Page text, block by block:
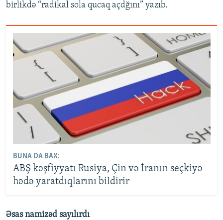
birlikdə “radikal sola qucaq açdğını” yazıb.
BUNA DA BAX:
ABŞ kəşfiyyatı Rusiya, Çin və İranın seçkiyə
hədə yaratdıqlarını bildirir
Əsas namizəd sayılırdı